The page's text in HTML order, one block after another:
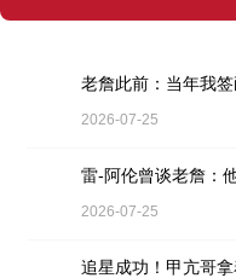
2026-07-25
2026-07-25
追星成功！甲亢哥